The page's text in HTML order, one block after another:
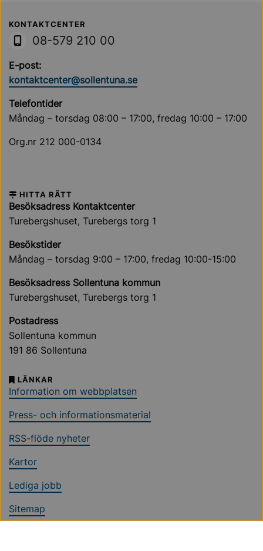
Sollentuna Kommun
KONTAKTCENTER
08-579 210 00
E-post:
kontaktcenter@sollentuna.se
Telefontider
Måndag – torsdag 08:00 – 17:00, fredag 10:00 – 17:00
Org.nr 212 000-0134
HITTA RÄTT
Besöksadress Kontaktcenter
Turebergshuset, Turebergs torg 1
Besökstider
Måndag – torsdag 9:00 – 17:00, fredag 10:00-15:00
Besöksadress Sollentuna kommun
Turebergshuset, Turebergs torg 1
Postadress
Sollentuna kommun
191 86 Sollentuna
LÄNKAR
Information om webbplatsen
Press- och informationsmaterial
RSS-flöde nyheter
Kartor
Lediga jobb
Sitemap